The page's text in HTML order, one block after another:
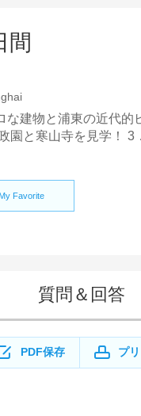
間
建物と浦東の近代的
園と寒山寺を見学！ 3
My Favorite
質問＆回答
PDF保存 プ